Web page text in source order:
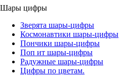
Шары цифры
Зверята шары-цифры
Космонавтики шары-цифры
Пончики шары-цифры
Поп ит шары-цифры
Радужные шары-цифры
Цифры по цветам.